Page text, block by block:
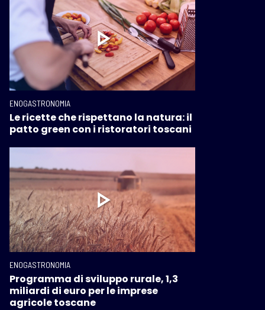
ENOGASTRONOMIA
Le ricette che rispettano la natura: il
patto green con i ristoratori toscani
ENOGASTRONOMIA
Programma di sviluppo rurale, 1,3
miliardi di euro per le imprese
agricole toscane